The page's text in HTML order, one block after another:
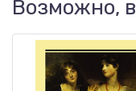
Возможно,